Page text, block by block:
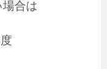
合は